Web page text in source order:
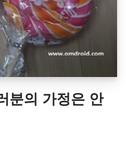
분의 가정은 안